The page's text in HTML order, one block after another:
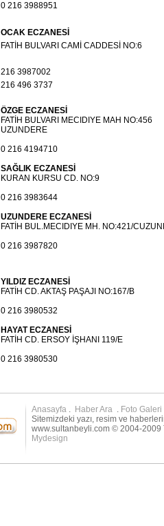
0 216 3988951
OCAK ECZANESİ
FATİH BULVARI CAMİ CADDESİ NO:6
216 3987002
216 496 3737
ÖZGE ECZANESİ
FATİH BULVARI MECIDIYE MAH NO:456
UZUNDERE
0 216 4194710
SAĞLIK ECZANESİ
KURAN KURSU CD. NO:9
0 216 3983644
UZUNDERE ECZANESİ
FATİH BUL.MECIDIYE MH. NO:421/
0 216 3987820
YILDIZ ECZANESİ
FATİH CD. AKTAŞ PAŞAJI NO:167/B
0 216 3980532
HAYAT ECZANESİ
FATİH CD. ERSOY İŞHANI 119/E
0 216 3980530
Anasayfa . Haber Ara . Foto Galeri
Sitemizdeki yazı, resim ve
www.sultanbeyli.com © 2004-2009
Mydesign